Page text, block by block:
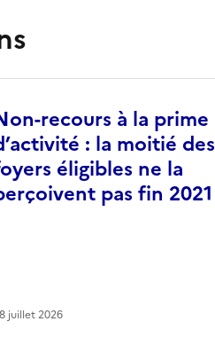
recours à la prime
: la moitié des
éligibles ne la
pas fin 2021
juillet 2026